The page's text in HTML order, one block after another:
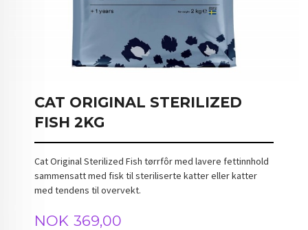
CAT ORIGINAL STERILIZED
FISH 2KG
Cat Original Sterilized Fish tørrfôr med lavere fettinnhold
sammensatt med fisk til steriliserte katter eller katter
med tendens til overvekt.
Pris
NOK 369,00